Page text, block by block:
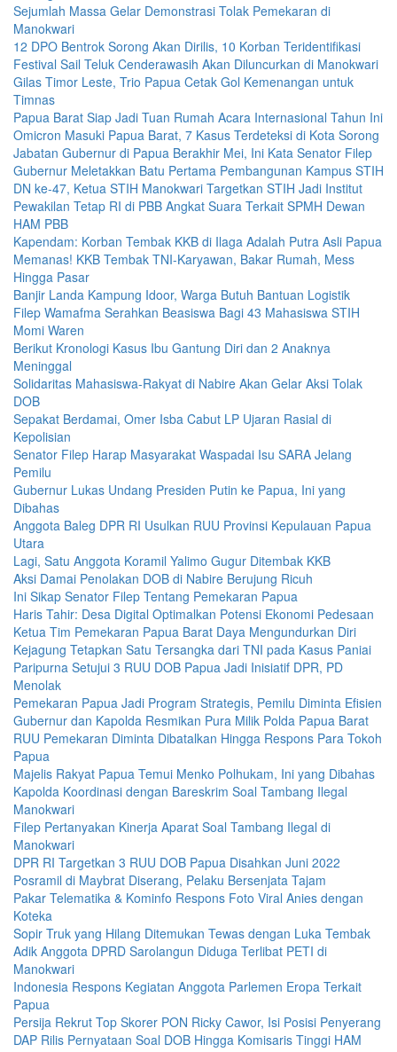
Sejumlah Massa Gelar Demonstrasi Tolak Pemekaran di
Manokwari
12 DPO Bentrok Sorong Akan Dirilis, 10 Korban Teridentifikasi
Festival Sail Teluk Cenderawasih Akan Diluncurkan di Manokwari
Gilas Timor Leste, Trio Papua Cetak Gol Kemenangan untuk
Timnas
Papua Barat Siap Jadi Tuan Rumah Acara Internasional Tahun Ini
Omicron Masuki Papua Barat, 7 Kasus Terdeteksi di Kota Sorong
Jabatan Gubernur di Papua Berakhir Mei, Ini Kata Senator Filep
Gubernur Meletakkan Batu Pertama Pembangunan Kampus STIH
DN ke-47, Ketua STIH Manokwari Targetkan STIH Jadi Institut
Pewakilan Tetap RI di PBB Angkat Suara Terkait SPMH Dewan
HAM PBB
Kapendam: Korban Tembak KKB di Ilaga Adalah Putra Asli Papua
Memanas! KKB Tembak TNI-Karyawan, Bakar Rumah, Mess
Hingga Pasar
Banjir Landa Kampung Idoor, Warga Butuh Bantuan Logistik
Filep Wamafma Serahkan Beasiswa Bagi 43 Mahasiswa STIH
Momi Waren
Berikut Kronologi Kasus Ibu Gantung Diri dan 2 Anaknya
Meninggal
Solidaritas Mahasiswa-Rakyat di Nabire Akan Gelar Aksi Tolak
DOB
Sepakat Berdamai, Omer Isba Cabut LP Ujaran Rasial di
Kepolisian
Senator Filep Harap Masyarakat Waspadai Isu SARA Jelang
Pemilu
Gubernur Lukas Undang Presiden Putin ke Papua, Ini yang
Dibahas
Anggota Baleg DPR RI Usulkan RUU Provinsi Kepulauan Papua
Utara
Lagi, Satu Anggota Koramil Yalimo Gugur Ditembak KKB
Aksi Damai Penolakan DOB di Nabire Berujung Ricuh
Ini Sikap Senator Filep Tentang Pemekaran Papua
Haris Tahir: Desa Digital Optimalkan Potensi Ekonomi Pedesaan
Ketua Tim Pemekaran Papua Barat Daya Mengundurkan Diri
Kejagung Tetapkan Satu Tersangka dari TNI pada Kasus Paniai
Paripurna Setujui 3 RUU DOB Papua Jadi Inisiatif DPR, PD
Menolak
Pemekaran Papua Jadi Program Strategis, Pemilu Diminta Efisien
Gubernur dan Kapolda Resmikan Pura Milik Polda Papua Barat
RUU Pemekaran Diminta Dibatalkan Hingga Respons Para Tokoh
Papua
Majelis Rakyat Papua Temui Menko Polhukam, Ini yang Dibahas
Kapolda Koordinasi dengan Bareskrim Soal Tambang Ilegal
Manokwari
Filep Pertanyakan Kinerja Aparat Soal Tambang Ilegal di
Manokwari
DPR RI Targetkan 3 RUU DOB Papua Disahkan Juni 2022
Posramil di Maybrat Diserang, Pelaku Bersenjata Tajam
Pakar Telematika & Kominfo Respons Foto Viral Anies dengan
Koteka
Sopir Truk yang Hilang Ditemukan Tewas dengan Luka Tembak
Adik Anggota DPRD Sarolangun Diduga Terlibat PETI di
Manokwari
Indonesia Respons Kegiatan Anggota Parlemen Eropa Terkait
Papua
Persija Rekrut Top Skorer PON Ricky Cawor, Isi Posisi Penyerang
DAP Rilis Pernyataan Soal DOB Hingga Komisaris Tinggi HAM